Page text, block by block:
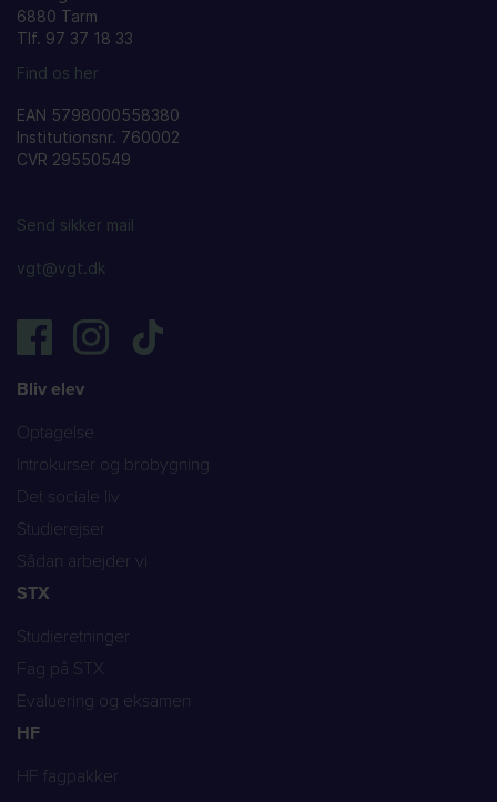
6880 Tarm
Tlf. 97 37 18 33
Find os her
EAN 5798000558380
Institutionsnr. 760002
CVR 29550549
Send sikker mail
vgt@vgt.dk
Bliv elev
Optagelse
Introkurser og brobygning
Det sociale liv
Studierejser
Sådan arbejder vi
STX
Studieretninger
Fag på STX
Evaluering og eksamen
HF
HF fagpakker